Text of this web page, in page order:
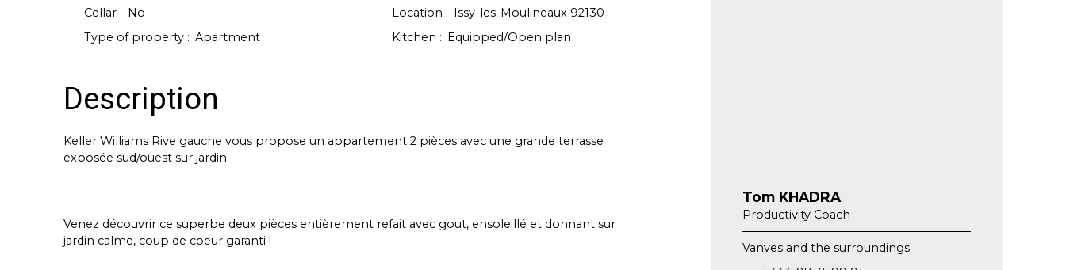
Cellar : No Location :
Issy-les-Moulineaux 92130
Type of property : Apartment Kitchen : Equipped/Open plan
Description
Keller Williams Rive gauche vous propose un appartement 2 pièces avec une grande terrasse
exposée sud/ouest sur jardin.
Venez découvrir ce superbe deux pièces entièrement refait avec gout, ensoleillé et donnant sur
jardin calme, coup de coeur garanti !
Tom KHADRA
Productivity Coach
Vanves and the surroundings